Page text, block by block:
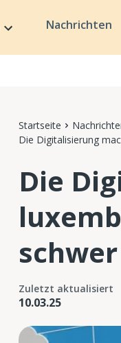
Nachrichten
Startseite
Die Digitalisierung
Die
schwer
Zuletzt aktualisiert
10.03.25